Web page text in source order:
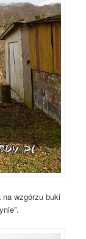
wzgórzu buki